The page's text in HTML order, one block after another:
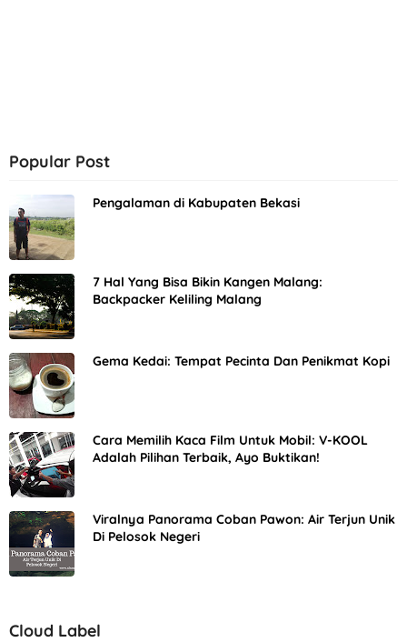
Popular Post
Pengalaman di Kabupaten Bekasi
7 Hal Yang Bisa Bikin Kangen Malang:
Backpacker Keliling Malang
Gema Kedai: Tempat Pecinta Dan Penikmat Kopi
Cara Memilih Kaca Film Untuk Mobil: V-KOOL
Adalah Pilihan Terbaik, Ayo Buktikan!
Viralnya Panorama Coban Pawon: Air Terjun Unik
Di Pelosok Negeri
Cloud Label